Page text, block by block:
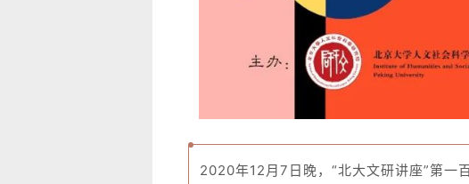
2020年12月7日晚，“北大文研讲座”第一